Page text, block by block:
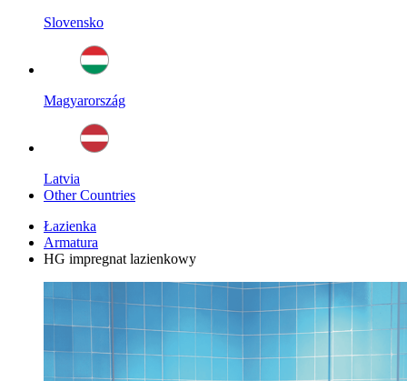
Slovensko
Magyarország
Latvia
Other Countries
Łazienka
Armatura
HG impregnat lazienkowy